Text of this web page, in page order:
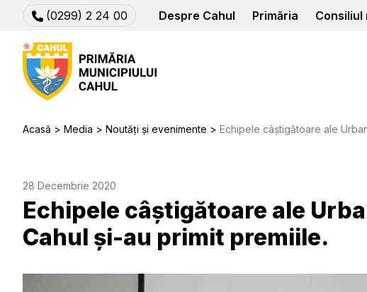
(0299) 2 24 00 Despre Cahul Primăria Consiliul
Acasă Media Noutăți și evenimente Echipele câștigătoare ale Urban
28 Decembrie 2020
Echipele câștigătoare ale
Cahul și-au primit premiile.